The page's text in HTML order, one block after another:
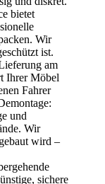
bietet
Wir
ist.
am
Ihrer Möbel
Fahrer
und
Wir
wird –
sichere